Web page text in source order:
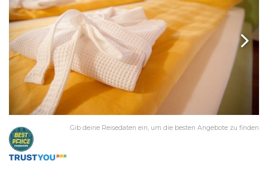
Gib deine Reisedaten ein, um die besten Angebote zu finden